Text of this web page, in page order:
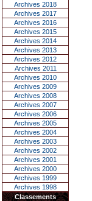
Archives 2018
Archives 2017
Archives 2016
Archives 2015
Archives 2014
Archives 2013
Archives 2012
Archives 2011
Archives 2010
Archives 2009
Archives 2008
Archives 2007
Archives 2006
Archives 2005
Archives 2004
Archives 2003
Archives 2002
Archives 2001
Archives 2000
Archives 1999
Archives 1998
Classements